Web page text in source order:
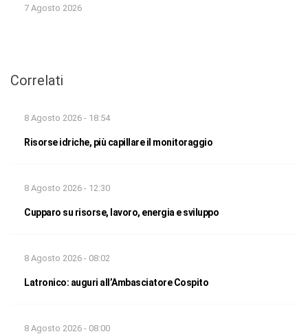
7 Agosto 2026
Correlati
8 Agosto 2026 - 18:54
Risorse idriche, più capillare il monitoraggio
8 Agosto 2026 - 12:30
Cupparo su risorse, lavoro, energia e sviluppo
8 Agosto 2026 - 08:02
Latronico: auguri all’Ambasciatore Cospito
8 Agosto 2026 - 08:00